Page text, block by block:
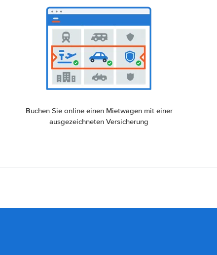
Buchen Sie online einen Mietwagen mit einer
ausgezeichneten Versicherung